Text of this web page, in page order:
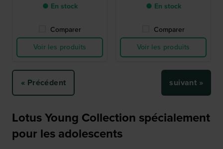
● En stock
Comparer
Voir les produits
● En stock
Comparer
Voir les produits
« Précédent suivant »
Lotus Young Collection spécialement
pour les adolescents